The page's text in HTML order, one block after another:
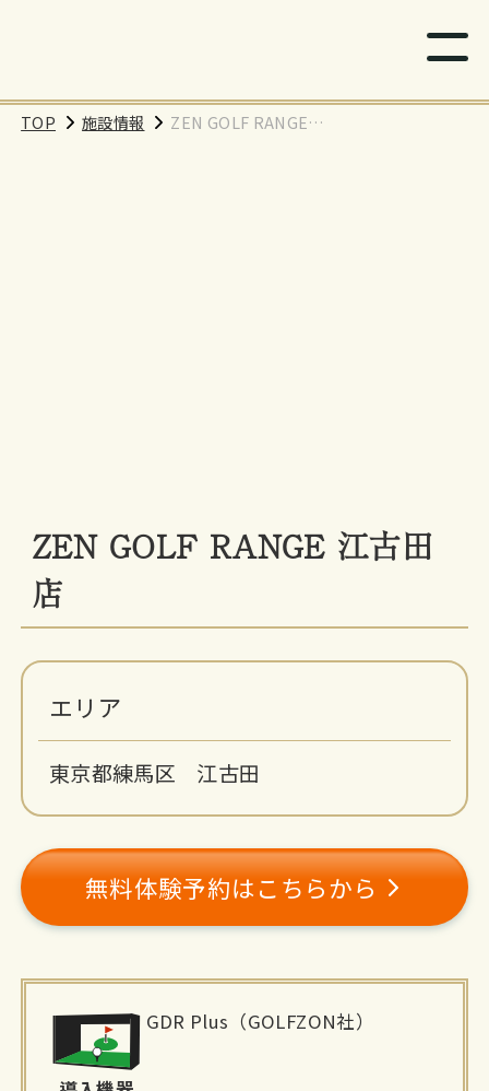
TOP 施設情報
ZEN GOLF RANGE
ZEN GOLF RANGE 江古田
店
エリア
東京都練馬区 江古田
無料体験予約はこちらから
GDR Plus（GOLFZON社）